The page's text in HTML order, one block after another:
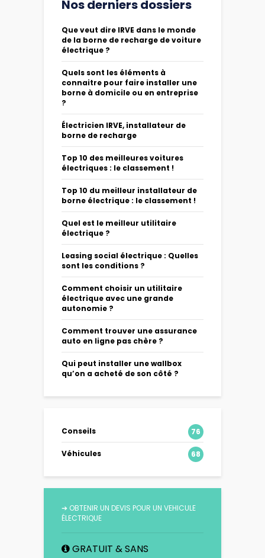
Nos derniers dossiers
Que veut dire IRVE dans le monde
de la borne de recharge de voiture
électrique ?
Quels sont les éléments à
connaitre pour faire installer une
borne à domicile ou en entreprise
?
Électricien IRVE, installateur de
borne de recharge
Top 10 des meilleures voitures
électriques : le classement !
Top 10 du meilleur installateur de
borne électrique : le classement !
Quel est le meilleur utilitaire
électrique ?
Leasing social électrique : Quelles
sont les conditions ?
Comment choisir un utilitaire
électrique avec une grande
autonomie ?
Comment trouver une assurance
auto en ligne pas chère ?
Qui peut installer une wallbox
qu’on a acheté de son côté ?
Conseils 76
Véhicules 68
➔ OBTENIR UN DEVIS POUR UN VEHICULE
ÉLECTRIQUE
GRATUIT & SANS